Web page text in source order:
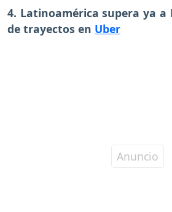
4. Latinoamérica supera ya a
de trayectos en Uber